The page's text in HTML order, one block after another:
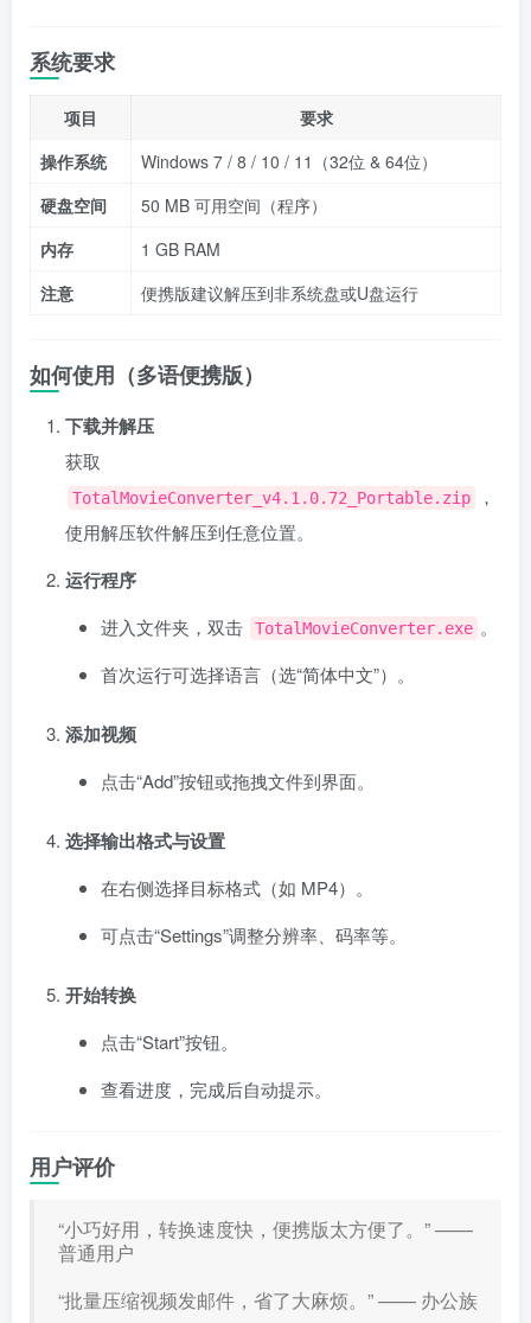
系统要求
项目
要求
操作系统
Windows 7 / 8 / 10 / 11（32位 & 64位）
硬盘空间
50 MB 可用空间（程序）
内存
1 GB RAM
注意
便携版建议解压到非系统盘或U盘运行
如何使用（多语便携版）
下载并解压
获取
TotalMovieConverter_v4.1.0.72_Portable.zip
，
使用解压软件解压到任意位置。
运行程序
进入文件夹，双击 TotalMovieConverter.exe 。
首次运行可选择语言（选“简体中文”）。
添加视频
点击“Add”按钮或拖拽文件到界面。
选择输出格式与设置
在右侧选择目标格式（如 MP4）。
可点击“Settings”调整分辨率、码率等。
开始转换
点击“Start”按钮。
查看进度，完成后自动提示。
用户评价
“小巧好用，转换速度快，便携版太方便了。” ——
普通用户
“批量压缩视频发邮件，省了大麻烦。” —— 办公族